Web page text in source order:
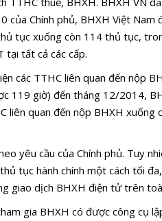
Chính phủ, BHXH Việt Nam
tục xuống còn 114 thủ tục,
tại tất cả các cấp.
các TTHC liên quan đến nộp
119 giờ) đến tháng 12/2014,
liên quan đến nộp BHXH
yêu cầu của Chính phủ. Tuy
tục hành chính một cách tối
giao dịch BHXH điện tử trên
gia BHXH có được công cụ